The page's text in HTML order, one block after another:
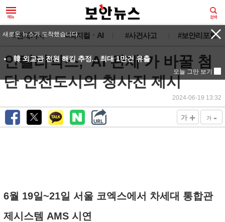
#전체기사 #피지컬ㆍAI #사건사고 #보안리포트
인텔리빅스, ‘AI 관제’가 바꿀 첨
단 안전도시의 청사진 제시
2024-06-19 13:32
가 + 가 -
6월 19일~21일 서울 코엑스에서 차세대 통합관
제시스템 AMS 시연